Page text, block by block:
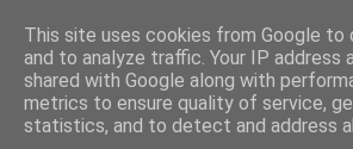
This site uses cookies from Google to
and to analyze traffic. Your IP address
shared with Google along with
metrics to ensure quality of service,
statistics, and to detect and address